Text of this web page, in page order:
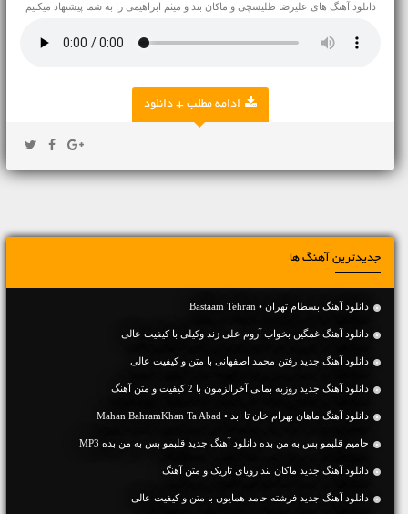
دانلود آهنگ های علیرضا طلیسچی و ماکان بند و میثم ابراهیمی را به شما پیشنهاد میکنیم
ادامه مطلب + دانلود
جدیدترین آهنگ ها
دانلود آهنگ بسطام تهران • Bastaam Tehran
دانلود آهنگ غمگین بخواب آروم علی زند وکیلی با کیفیت عالی
دانلود آهنگ جديد رفتن محمد اصفهانی با متن و کیفیت عالی
دانلود آهنگ جديد روزبه بمانی آخرالزمون با 2 کیفیت و متن آهنگ
دانلود آهنگ ماهان بهرام خان تا ابد • Mahan BahramKhan Ta Abad
حامیم قلبمو پس به من بده دانلود آهنگ جدید قلبمو پس به من بده MP3
دانلود آهنگ جديد ماکان بند رویای تاریک و متن آهنگ
دانلود آهنگ جديد فرشته حامد همایون با متن و کیفیت عالی